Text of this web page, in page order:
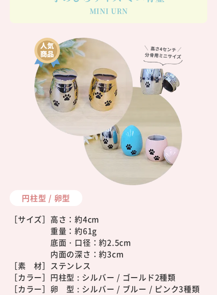
MINI URN
円柱型 / 卵型
［サイズ］ 高さ：約4cm
重量：約61g
底面・口径：約2.5cm
内面の深さ：約3cm
［素 材］ステンレス
［カラー］円柱型 : シルバー / ゴールド2種類
［カラー］ 卵 型 : シルバー / ブルー / ピンク3種類